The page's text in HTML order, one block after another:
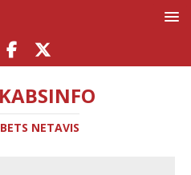
NETAVIS